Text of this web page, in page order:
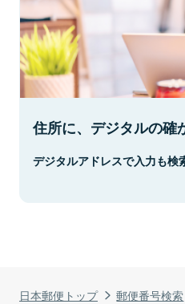
日本郵便トップ 郵便番号検索
住所に、デジタルの確
デジタルアドレスで入力も検